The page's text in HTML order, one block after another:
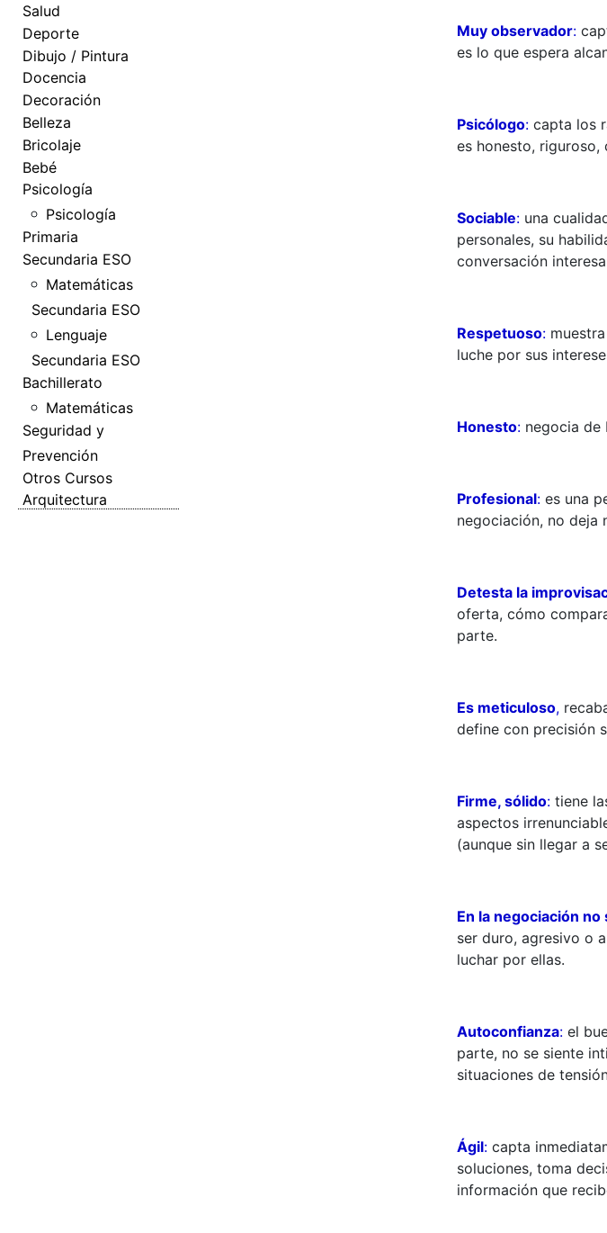
Salud
Deporte
Dibujo / Pintura
Docencia
Decoración
Belleza
Bricolaje
Bebé
Psicología
Psicología
Primaria
Secundaria ESO
Matemáticas
Secundaria ESO
Lenguaje
Secundaria ESO
Bachillerato
Matemáticas
Seguridad y
Prevención
Otros Cursos
Arquitectura
Muy observador:
es lo que espera
Psicólogo:capta los
es honesto, riguroso,
Sociable:una
personales, su
conversación
Respetuoso:muestra
luche por sus
Honesto:negocia de
Profesional:es una
negociación, no deja
Detesta la
oferta, cómo
parte.
Es meticuloso,
define con precisión
Firme, sólido:tiene
aspectos
(aunque sin llegar a
En la negociación
ser duro, agresivo o
luchar por ellas.
Autoconfianza:el
parte, no se siente
situaciones de
Ágil:capta
soluciones, toma
información que